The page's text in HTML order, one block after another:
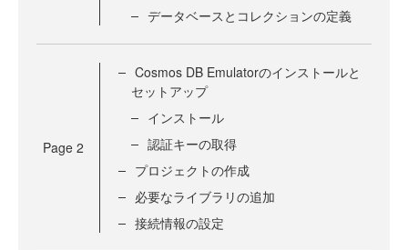
データベースとコレクションの定義
Page 2
Cosmos DB Emulatorのインストールと
セットアップ
インストール
認証キーの取得
プロジェクトの作成
必要なライブラリの追加
接続情報の設定